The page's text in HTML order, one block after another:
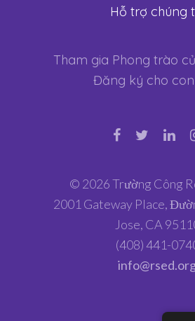
Hỗ trợ chúng
Tham gia Phong trào
Đăng ký cho
© 2026 Trường Công
2001 Gateway Place,
Jose, CA
(408) 441-